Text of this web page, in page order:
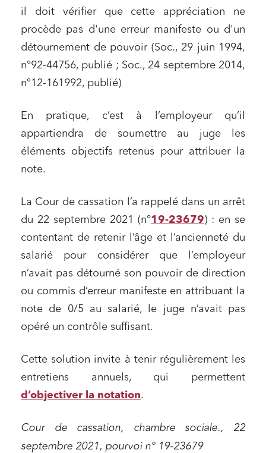
il doit vérifier que cette appréciation ne
procède pas d'une erreur manifeste ou d'un
détournement de pouvoir (Soc., 29 juin 1994,
n°92-44756, publié ; Soc., 24 septembre 2014,
n°12-161992, publié)
En pratique, c’est à l’employeur qu’il
appartiendra de soumettre au juge les
éléments objectifs retenus pour attribuer la
note.
La Cour de cassation l’a rappelé dans un arrêt
du 22 septembre 2021 (n°19-23679) : en se
contentant de retenir l’âge et l’ancienneté du
salarié pour considérer que l’employeur
n’avait pas détourné son pouvoir de direction
ou commis d’erreur manifeste en attribuant la
note de 0/5 au salarié, le juge n’avait pas
opéré un contrôle suffisant.
Cette solution invite à tenir régulièrement les
entretiens annuels, qui permettent
d’objectiver la notation.
Cour de cassation, chambre sociale., 22
septembre 2021, pourvoi n° 19-23679